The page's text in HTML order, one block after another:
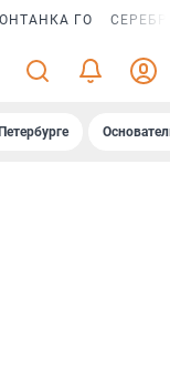
ГО